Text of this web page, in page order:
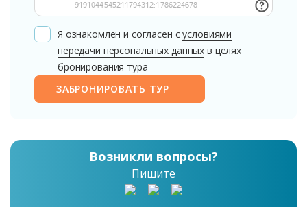
Я ознакомлен и согласен сусловиями
передачи персональных данных в целях
бронирования тура
ЗАБРОНИРОВАТЬ ТУР
Возникли вопросы?
Пишите